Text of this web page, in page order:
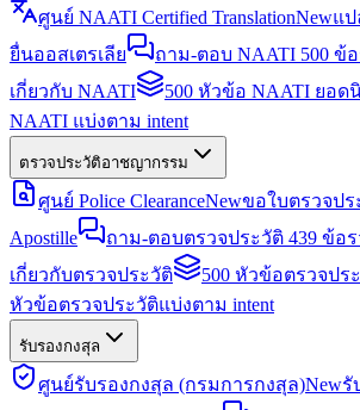
ศูนย์ NAATI Certified TranslationNewแป
ยื่นออสเตรเลีย
ถาม-ตอบ NAATI 500 ข้อ
เกี่ยวกับ NAATI
500 หัวข้อ NAATI ยอด
NAATI แบ่งตาม intent
ตรวจประวัติอาชญากรรม
ศูนย์ Police ClearanceNewขอใบตรวจป
Apostille
ถาม-ตอบตรวจประวัติ 439 ข้อ
เกี่ยวกับตรวจประวัติ
500 หัวข้อตรวจปร
หัวข้อตรวจประวัติแบ่งตาม intent
รับรองกงสุล
ศูนย์รับรองกงสุล (กรมการกงสุล)Newรั